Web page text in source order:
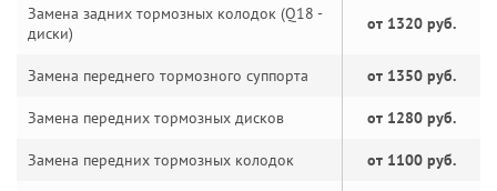
Замена задних тормозных колодок (Q18 -
диски)
от 1320 руб.
Замена переднего тормозного суппорта от 1350 руб.
Замена передних тормозных дисков от 1280 руб.
Замена передних тормозных колодок от 1100 руб.